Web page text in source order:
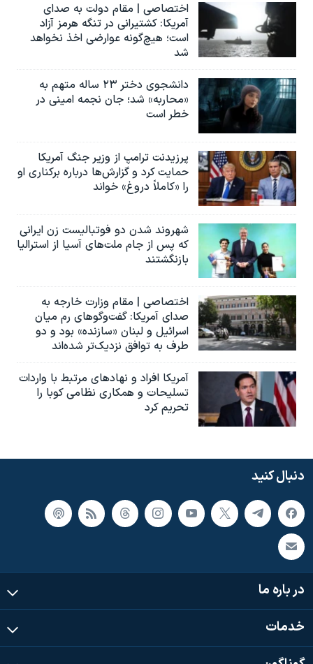
اختصاصی | مقام دولت به صدای
آمریکا: کشتیرانی در تنگه هرمز آزاد
است؛ هیچ‌گونه عوارضی اخذ نخواهد
شد
دانشجوی دختر ۲۳ ساله متهم به
«محاربه» شد؛ جان نجمه امینی در
خطر است
پرزیدنت ترامپ از وزیر جنگ آمریکا
حمایت کرد و گزارش‌ها درباره برکناری او
را «کاملاً دروغ» خواند
شهروند شدن دو فوتبالیست زن ایرانی
که پس از جام ملت‌های آسیا از استرالیا
بازنگشتند
اختصاصی | مقام وزارت خارجه به
صدای آمریکا: گفت‌وگوهای رم میان
اسرائیل و لبنان «سازنده» بود و دو
طرف به توافق نزدیک‌تر شده‌اند
آمریکا افراد و نهادهای مرتبط با واردات
تسلیحات و همکاری نظامی کوبا را
تحریم کرد
دنبال کنید
در باره ما
خدمات